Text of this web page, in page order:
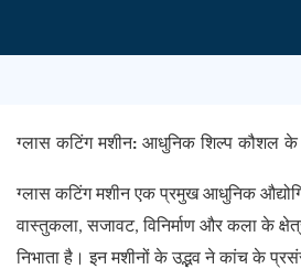
ग्लास कटिंग मशीन: आधुनिक शिल्प कौशल
ग्लास कटिंग मशीन एक प्रमुख आधुनिक
वास्तुकला, सजावट, विनिर्माण और कला के
निभाता है। इन मशीनों के उद्भव ने कांच के